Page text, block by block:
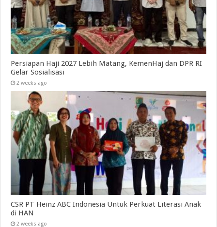
Persiapan Haji 2027 Lebih Matang, KemenHaj dan DPR RI
Gelar Sosialisasi
2 weeks ago
CSR PT Heinz ABC Indonesia Untuk Perkuat Literasi Anak
di HAN
2 weeks ago